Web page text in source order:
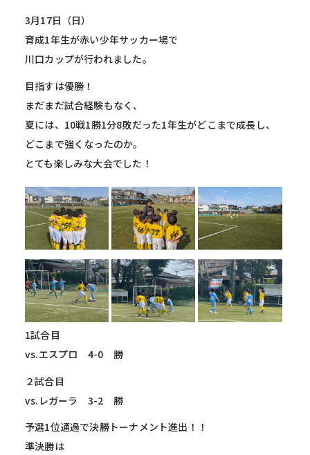
3月17日（日）
育成1年生が赤い少年サッカー場で
川口カップが行われました。
目指すは優勝！
まだまだ試合経験もなく、
夏には、10戦1勝1分8敗だった1年生がどこまで成長し、
どこまで強くなったのか。
とても楽しみな大会でした！
1試合目
vs.エスプロ 4-0 勝
２試合目
vs.レガーラ 3-2 勝
予選1位通過で決勝トーナメント進出！！
準決勝は